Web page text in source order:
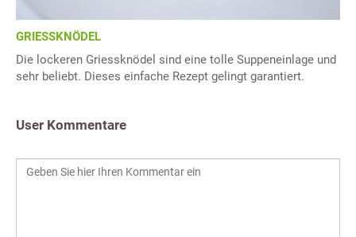
GRIESSKNÖDEL
Die lockeren Griessknödel sind eine tolle Suppeneinlage und
sehr beliebt. Dieses einfache Rezept gelingt garantiert.
User Kommentare